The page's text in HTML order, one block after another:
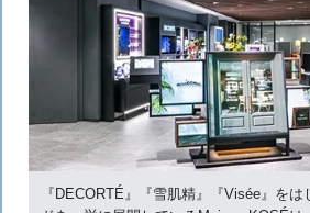
『DECORTÉ』『雪肌精』『Visée』を